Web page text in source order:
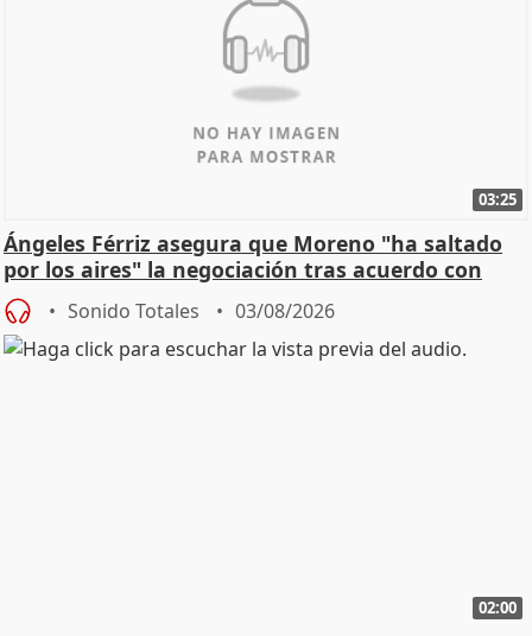
03:25
Ángeles Férriz asegura que Moreno "ha saltado
por los aires" la negociación tras acuerdo con
SMA
Sonido Totales 03/08/2026
02:00